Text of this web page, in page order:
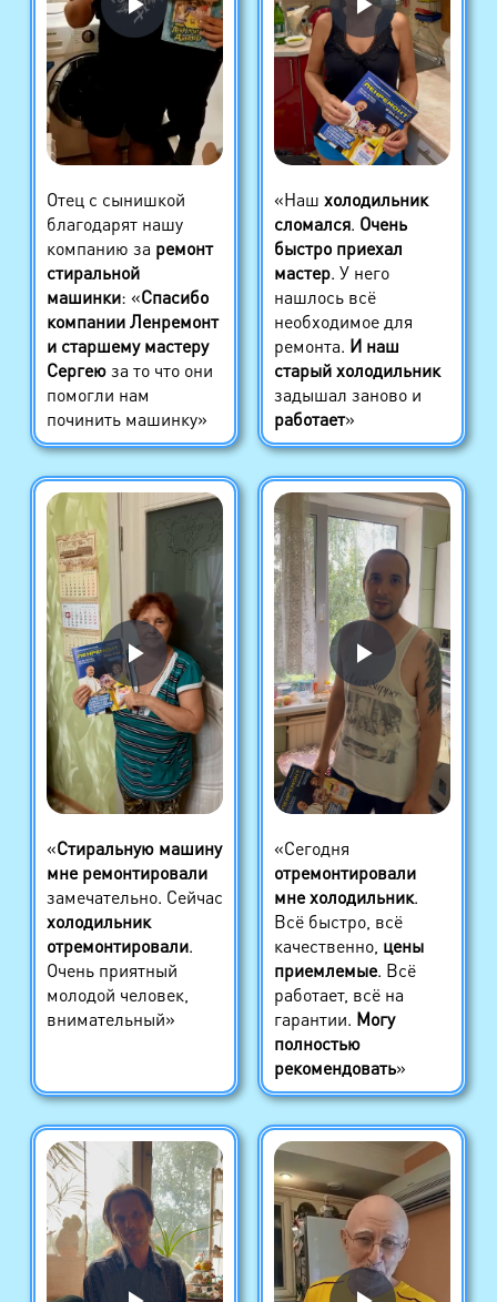
Отец с сынишкой
благодарят нашу
компанию за ремонт
стиральной
машинки: «Спасибо
компании Ленремонт
и старшему мастеру
Сергеюза то что они
помогли нам
починить машинку»
«Наш холодильник
сломался. Очень
быстро приехал
мастер. У него
нашлось всё
необходимое для
ремонта. И наш
старый холодильник
задышал заново и
работает»
«Стиральную машину
мне ремонтировали
замечательно. Сейчас
холодильник
отремонтировали.
Очень приятный
молодой человек,
внимательный»
«Сегодня
отремонтировали
мне холодильник.
Всё быстро, всё
качественно, цены
приемлемые. Всё
работает, всё на
гарантии. Могу
полностью
рекомендовать»